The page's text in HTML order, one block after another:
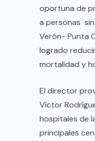
oportuna de
a personas
Verón- Punta
logrado
mortalidad y
El director
Víctor
hospitales de
principales